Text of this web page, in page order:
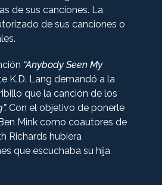
de sus canciones. La
de sus canciones o
“Anybody Seen My
K.D. Lang demandó a la
que la canción de los
Con el objetivo de ponerle
Mink como coautores de
Richards hubiera
que escuchaba su hija